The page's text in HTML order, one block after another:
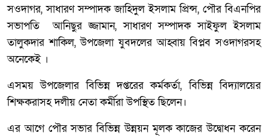
সওদাগর, সাধারণ সম্পাদক জাহিদুল ইসলাম প্রিন্স, পৌর বিএনপির
সভাপতি আনিছুর জ্জামান, সাধারণ সম্পাদক সাইফুল ইসলাম
তালুকদার শাকিল, উপজেলা যুবদলের আহ্বায় বিপ্লব সওদাগরসহ
অনেকেই ।
এসময় উপজেলার বিভিন্ন দপ্তরের কর্মকর্তা, বিভিন্ন বিদ্যালয়ের
শিক্ষকরাসহ দলীয় নেতা কর্মীরা উপস্থিত ছিলেন।
এর আগে পৌর সভার বিভিন্ন উন্নয়ন মূলক কাজের উদ্বোধন করেন